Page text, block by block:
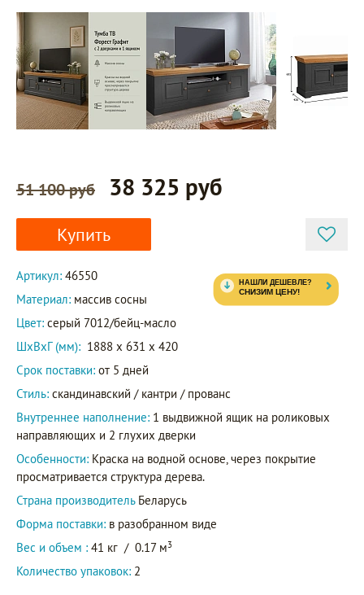
51 100 руб 38 325 руб
Купить
Артикул: 46550
Материал: массив сосны
Цвет: серый 7012/бейц-масло
ШxВxГ (мм): 1888 x 631 x 420
Срок поставки: от 5 дней
Стиль: скандинавский / кантри / прованс
Внутреннее наполнение: 1 выдвижной ящик на роликовых
направляющих и 2 глухих дверки
Особенности: Краска на водной основе, через покрытие
просматривается структура дерева.
Страна производитель Беларусь
Форма поставки: в разобранном виде
Вес и объем : 41 кг / 0.17 м3
Количество упаковок: 2